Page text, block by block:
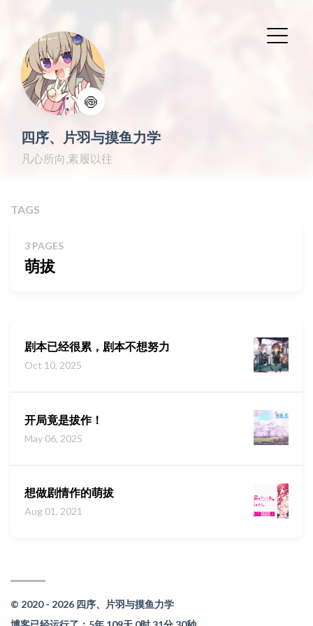
🍥
四序、片羽与摸鱼力学
凡心所向,素履以往
TAGS
3 PAGES
萌拔
剧本已经很累，剧本不想努力
Oct 10, 2025
开局竟是拔作！
May 06, 2025
想做剧情作的萌拔
Aug 01, 2021
© 2020 - 2026 四序、片羽与摸鱼力学